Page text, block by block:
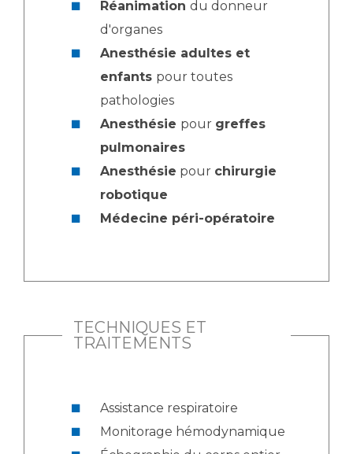
Réanimation du donneur
d'organes
Anesthésie adultes et
enfants pour toutes
pathologies
Anesthésie pour greffes
pulmonaires
Anesthésie pour chirurgie
robotique
Médecine péri-opératoire
TECHNIQUES ET
TRAITEMENTS
Assistance respiratoire
Monitorage hémodynamique